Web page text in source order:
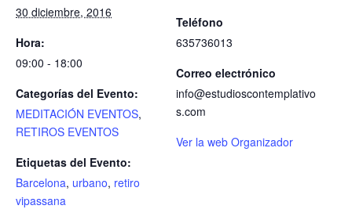
30 diciembre, 2016
Hora:
09:00 - 18:00
Categorías del Evento:
MEDITACIÓN EVENTOS,
RETIROS EVENTOS
Etiquetas del Evento:
Barcelona, urbano, retiro
vipassana
Teléfono
635736013
Correo electrónico
info@estudioscontemplativo
s.com
Ver la web Organizador